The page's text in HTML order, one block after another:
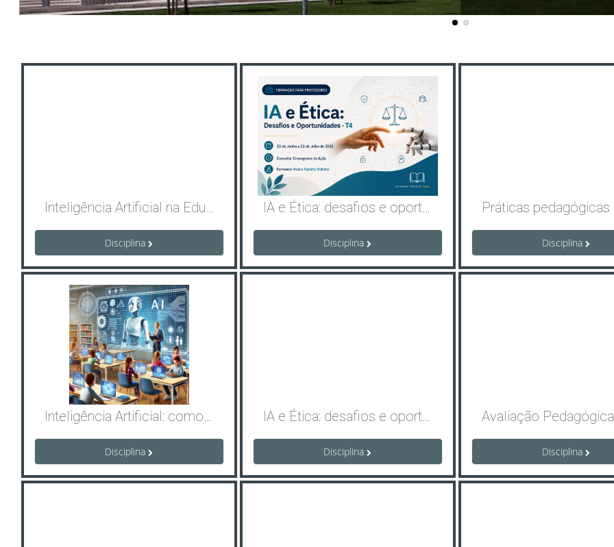
Inteligência Artificial na Educação: Estratégias Pedagógicas e Transformação da Prática Docente
Disciplina
IA e Ética: desafios e oportunidades_T4/2026
Disciplina Disciplina
Inteligência Artificial: como integrar em sala de aula_T1/2026
Disciplina
IA e Ética: desafios e oportunidades_T3/2026
Disciplina Disciplina